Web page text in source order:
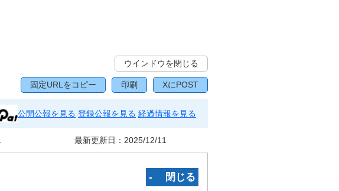
ウインドウを閉じる
固定URLをコピー 印刷 XにPOST
公開公報を見る 登録公報を見る 経過情報を見る
最新更新日： 2025/12/11
‐ 閉じる